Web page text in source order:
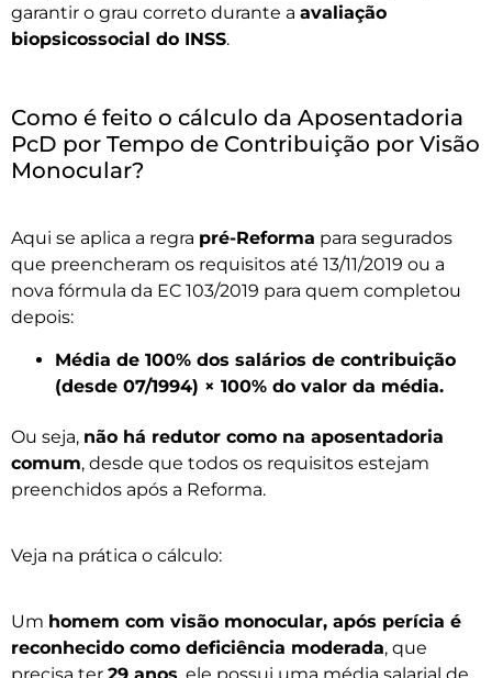
garantir o grau correto durante a avaliação
biopsicossocial do INSS.
Como é feito o cálculo da Aposentadoria
PcD por Tempo de Contribuição por Visão
Monocular?
Aqui se aplica a regra pré-Reforma para segurados
que preencheram os requisitos até 13/11/2019 ou a
nova fórmula da EC 103/2019 para quem completou
depois:
Média de 100% dos salários de contribuição
(desde 07/1994) × 100% do valor da média.
Ou seja, não há redutor como na aposentadoria
comum, desde que todos os requisitos estejam
preenchidos após a Reforma.
Veja na prática o cálculo:
Um homem com visão monocular, após perícia é
reconhecido como deficiência moderada, que